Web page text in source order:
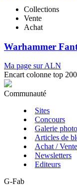
Collections
Vente
Achat
Warhammer
Ma page sur ALN
Encart colonne top
Communauté
Sites
Concours
Galerie
Articles de
Achat / Vente
Newsletters
Editeurs
G-Fab